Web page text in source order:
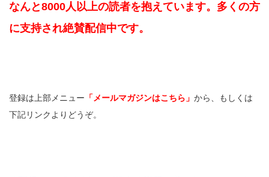
なんと8000人以上の読者を抱えています。多くの方
に支持され絶賛配信中です。
登録は上部メニュー 「メールマガジンはこちら」 から、もしくは
下記リンクよりどうぞ。